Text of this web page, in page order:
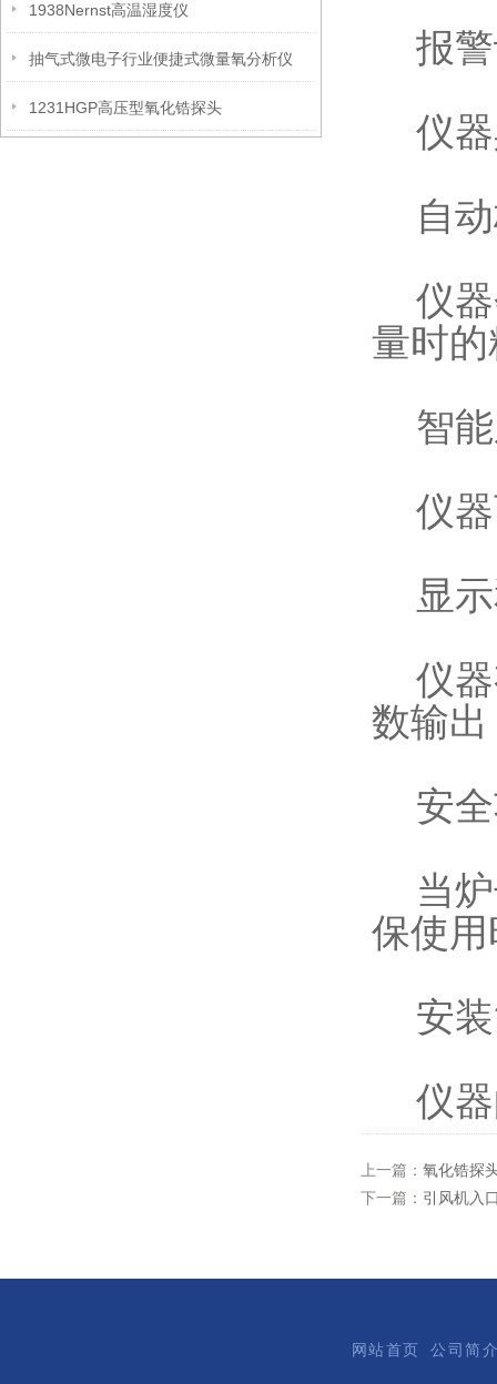
1938Nernst高温湿度仪
抽气式微电子行业便捷式微量氧分析仪
1231HGP高压型氧化锆探头
报警
仪器
自动
仪器
量时
智能
仪器
显示
仪器
数输
安全
当炉
保使
安装
仪器
上一篇： 氧化锆探
下一篇： 引风机入
网站首页 公司简